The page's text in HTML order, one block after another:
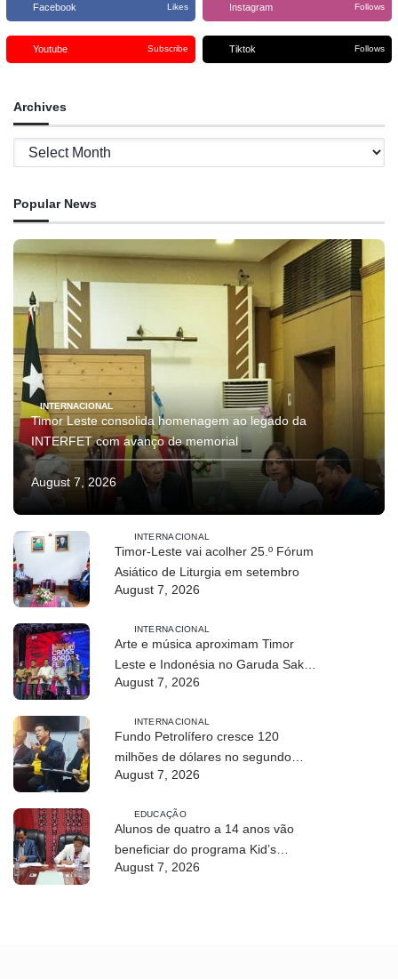
Facebook Likes Instagram Follows
Youtube Subscribe Tiktok Follows
Archives
Archives
Popular News
INTERNACIONAL
Timor Leste consolida homenagem ao legado da
INTERFET com avanço de memorial
August 7, 2026
INTERNACIONAL
Timor-Leste vai acolher 25.º Fórum
Asiático de Liturgia em setembro
August 7, 2026
INTERNACIONAL
Arte e música aproximam Timor
Leste e Indonésia no Garuda Sakti
Crossborder Fest 2026
August 7, 2026
INTERNACIONAL
Fundo Petrolífero cresce 120
milhões de dólares no segundo
trimestre
August 7, 2026
EDUCAÇÃO
Alunos de quatro a 14 anos vão
beneficiar do programa Kid’s
Athletics
August 7, 2026